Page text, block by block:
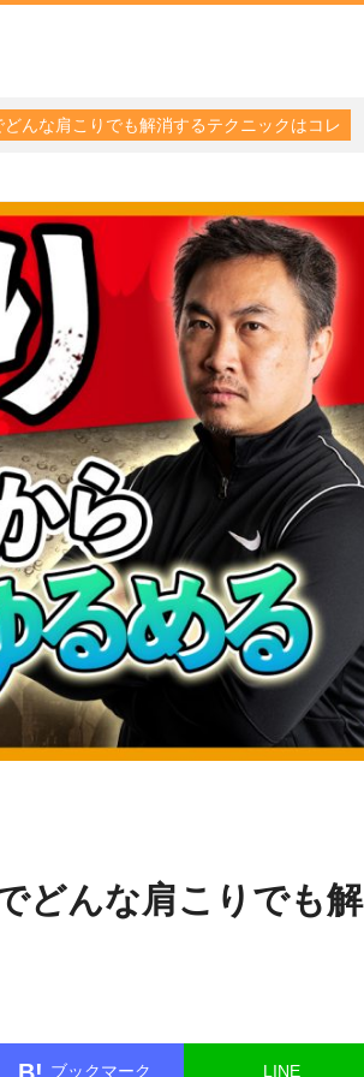
どんな肩こりでも解消するテクニックはコレ
どんな肩こりでも解
ブックマーク LINE